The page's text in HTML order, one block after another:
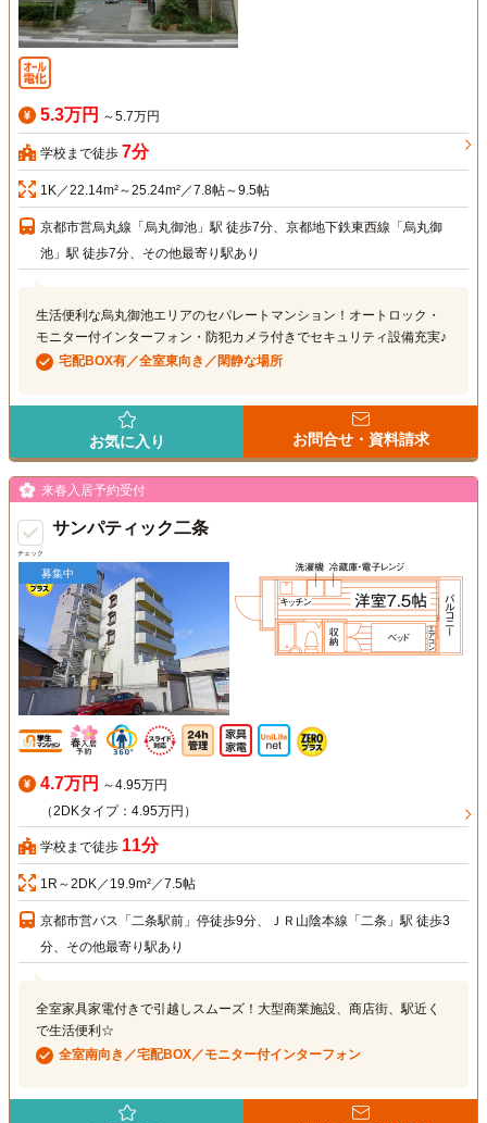
5.3万円 ～5.7万円
学校まで徒歩 7分
1K／22.14m²～25.24m²／7.8帖～9.5帖
京都市営烏丸線「烏丸御池」駅 徒歩7分、京都地下鉄東西線「烏丸御
池」駅 徒歩7分、その他最寄り駅あり
生活便利な烏丸御池エリアのセパレートマンション！オートロック・
モニター付インターフォン・防犯カメラ付きでセキュリティ設備充実♪
宅配BOX有／全室東向き／閑静な場所
お気に入り お問合せ・資料請求
チェック
来春入居予約受付
サンパティック二条
募集中
4.7万円 ～4.95万円
（2DKタイプ：4.95万円）
学校まで徒歩 11分
1R～2DK／19.9m²／7.5帖
京都市営バス「二条駅前」停徒歩9分、ＪＲ山陰本線「二条」駅 徒歩3
分、その他最寄り駅あり
全室家具家電付きで引越しスムーズ！大型商業施設、商店街、駅近く
で生活便利☆
全室南向き／宅配BOX／モニター付インターフォン